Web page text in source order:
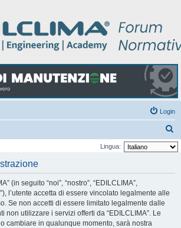
Login
e
Lingua:
(in seguito “noi”, “nostro”, “EDILCLIMA”,
l’utente accetta di essere vincolato legalmente alle
Se non accetti di essere limitato legalmente dalle
non utilizzare i servizi offerti da “EDILCLIMA”. Le
cambiare in qualunque momento, sarà nostra